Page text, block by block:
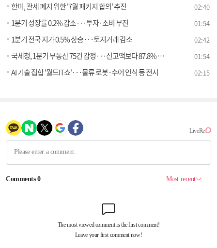
한미, 관세 폐지 위한 '7월 패키지 합의' 추진 02:40
1분기 성장률 0.2% 감소···투자·소비 부진 01:54
1분기 전국 지가 0.5% 상승···토지거래 감소 02:42
국세청, 1분기 부동산 75건 감정···신고액보다 87.8% 높게 평가 01:54
AI 기술 집합 '월드IT쇼'···물류 로봇·수어 인식 등 전시 02:15